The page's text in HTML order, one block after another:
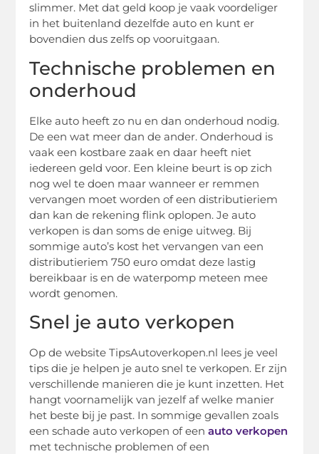
slimmer. Met dat geld koop je vaak voordeliger
in het buitenland dezelfde auto en kunt er
bovendien dus zelfs op vooruitgaan.
Technische problemen en
onderhoud
Elke auto heeft zo nu en dan onderhoud nodig.
De een wat meer dan de ander. Onderhoud is
vaak een kostbare zaak en daar heeft niet
iedereen geld voor. Een kleine beurt is op zich
nog wel te doen maar wanneer er remmen
vervangen moet worden of een distributieriem
dan kan de rekening flink oplopen. Je auto
verkopen is dan soms de enige uitweg. Bij
sommige auto’s kost het vervangen van een
distributieriem 750 euro omdat deze lastig
bereikbaar is en de waterpomp meteen mee
wordt genomen.
Snel je auto verkopen
Op de website TipsAutoverkopen.nl lees je veel
tips die je helpen je auto snel te verkopen. Er zijn
verschillende manieren die je kunt inzetten. Het
hangt voornamelijk van jezelf af welke manier
het beste bij je past. In sommige gevallen zoals
een schade auto verkopen of eenauto verkopen
met technische problemen of een